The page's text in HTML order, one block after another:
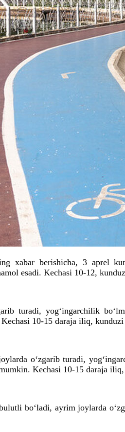
xabar berishicha, 3 aprel
esadi. Kechasi 10-12,
turadi, yog‘ingarchilik
10-15 daraja iliq,
o‘zgarib turadi,
Kechasi 10-15 daraja
bo‘ladi, ayrim joylarda